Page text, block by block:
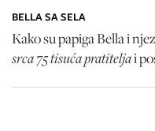
BELLA SA SELA
Kako su papiga Bella i
srca 75 tisuća pratiteljai